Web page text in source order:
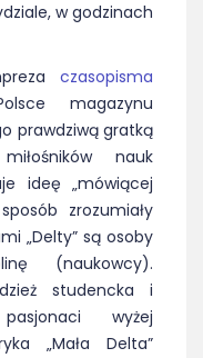
w godzinach
czasopisma
magazynu
prawdziwą gratką
nauk
ideę „mówiącej
zrozumiały
„Delty” są osoby
(naukowcy).
studencka i
wyżej
„Mała Delta”